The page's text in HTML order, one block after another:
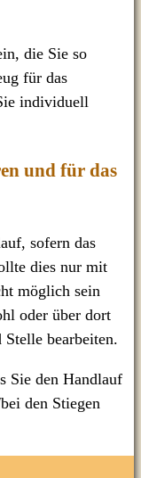
die Sie so
für das
individuell
und für das
sofern das
dies nur mit
möglich sein
oder über dort
bearbeiten.
Sie den Handlauf
den Stiegen